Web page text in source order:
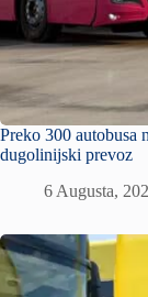
Preko 300 autobusa
dugolinijski prevoz
6 Augusta,